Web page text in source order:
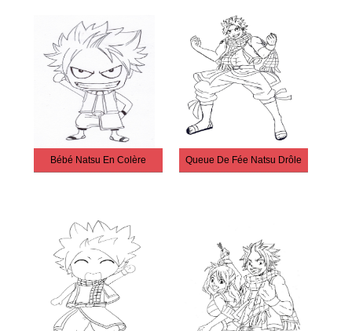
Bébé Natsu En Colère Queue De Fée Natsu Drôle